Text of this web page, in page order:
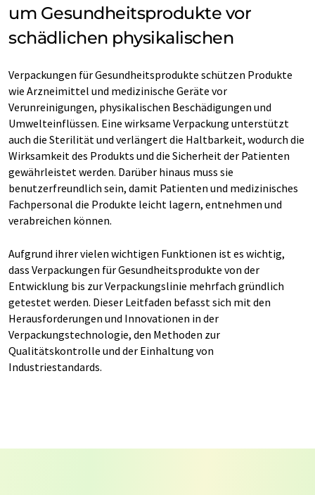
um Gesundheitsprodukte vor
schädlichen physikalischen
Verpackungen für Gesundheitsprodukte schützen Produkte
wie Arzneimittel und medizinische Geräte vor
Verunreinigungen, physikalischen Beschädigungen und
Umwelteinflüssen. Eine wirksame Verpackung unterstützt
auch die Sterilität und verlängert die Haltbarkeit, wodurch die
Wirksamkeit des Produkts und die Sicherheit der Patienten
gewährleistet werden. Darüber hinaus muss sie
benutzerfreundlich sein, damit Patienten und medizinisches
Fachpersonal die Produkte leicht lagern, entnehmen und
verabreichen können.
Aufgrund ihrer vielen wichtigen Funktionen ist es wichtig,
dass Verpackungen für Gesundheitsprodukte von der
Entwicklung bis zur Verpackungslinie mehrfach gründlich
getestet werden. Dieser Leitfaden befasst sich mit den
Herausforderungen und Innovationen in der
Verpackungstechnologie, den Methoden zur
Qualitätskontrolle und der Einhaltung von
Industriestandards.